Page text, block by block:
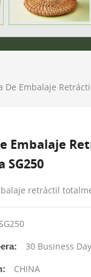
De Embalaje
Embalaje
SG250
retráctil
SG250
30 Business
CHINA